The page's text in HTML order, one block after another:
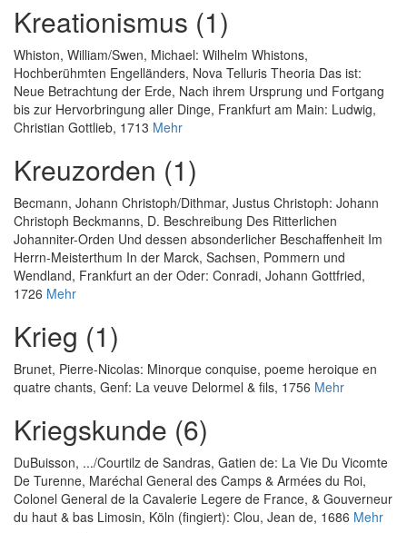
Kreationismus (1)
Whiston, William/Swen, Michael: Wilhelm Whistons,
Hochberühmten Engelländers, Nova Telluris Theoria Das ist:
Neue Betrachtung der Erde, Nach ihrem Ursprung und Fortgang
bis zur Hervorbringung aller Dinge, Frankfurt am Main: Ludwig,
Christian Gottlieb, 1713 Mehr
Kreuzorden (1)
Becmann, Johann Christoph/Dithmar, Justus Christoph: Johann
Christoph Beckmanns, D. Beschreibung Des Ritterlichen
Johanniter-Orden Und dessen absonderlicher Beschaffenheit Im
Herrn-Meisterthum In der Marck, Sachsen, Pommern und
Wendland, Frankfurt an der Oder: Conradi, Johann Gottfried,
1726 Mehr
Krieg (1)
Brunet, Pierre-Nicolas: Minorque conquise, poeme heroique en
quatre chants, Genf: La veuve Delormel & fils, 1756 Mehr
Kriegskunde (6)
DuBuisson, .../Courtilz de Sandras, Gatien de: La Vie Du Vicomte
De Turenne, Maréchal General des Camps & Armées du Roi,
Colonel General de la Cavalerie Legere de France, & Gouverneur
du haut & bas Limosin, Köln (fingiert): Clou, Jean de, 1686 Mehr